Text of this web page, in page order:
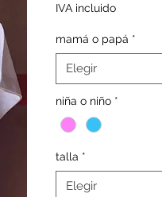
IVA incluido
mamá o papá *
Elegir
niña o niño *
talla *
Elegir